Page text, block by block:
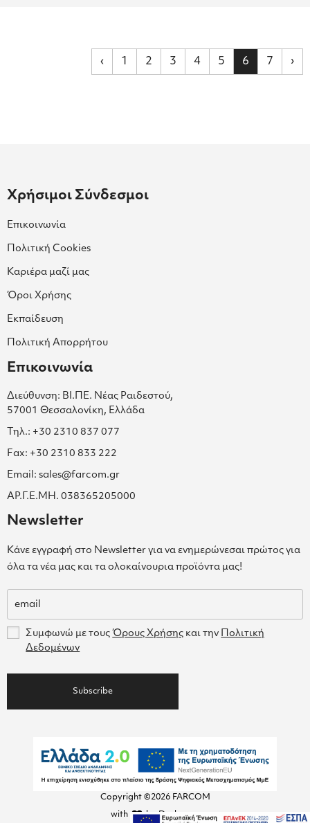
‹ 1 2 3 4 5 6 7 ›
Χρήσιμοι Σύνδεσμοι
Επικοινωνία
Πολιτική Cookies
Καριέρα μαζί μας
Όροι Χρήσης
Εκπαίδευση
Πολιτική Απορρήτου
Επικοινωνία
Διεύθυνση: ΒΙ.ΠΕ. Νέας Ραιδεστού,
57001 Θεσσαλονίκη, Ελλάδα
Τηλ.: +30 2310 837 077
Fax: +30 2310 833 222
Email: sales@farcom.gr
ΑΡ.Γ.Ε.ΜΗ. 038365205000
Newsletter
Κάνε εγγραφή στο Newsletter για να ενημερώνεσαι πρώτος για
όλα τα νέα μας και τα ολοκαίνουρια προϊόντα μας!
Συμφωνώ με τουςΌρους Χρήσης και την Πολιτική
Δεδομένων
Subscribe
Copyright ©2026 FARCOM
with by Darkpony